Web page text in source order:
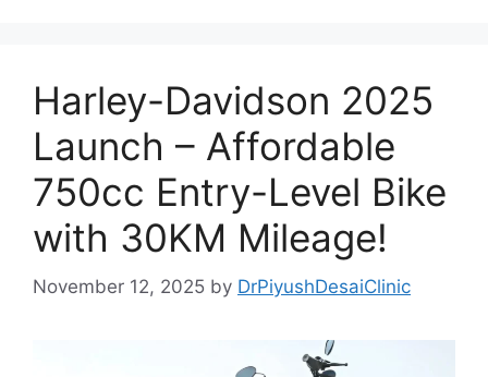
Harley-Davidson 2025
Launch – Affordable
750cc Entry-Level Bike
with 30KM Mileage!
November 12, 2025 by DrPiyushDesaiClinic